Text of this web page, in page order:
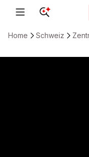
Home Schweiz